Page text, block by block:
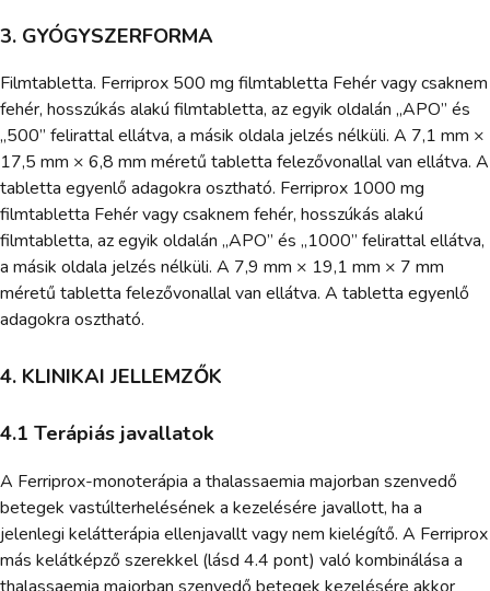
3. GYÓGYSZERFORMA
Filmtabletta. Ferriprox 500 mg filmtabletta Fehér vagy csaknem
fehér, hosszúkás alakú filmtabletta, az egyik oldalán „APO” és
„500” felirattal ellátva, a másik oldala jelzés nélküli. A 7,1 mm ×
17,5 mm × 6,8 mm méretű tabletta felezővonallal van ellátva. A
tabletta egyenlő adagokra osztható. Ferriprox 1000 mg
filmtabletta Fehér vagy csaknem fehér, hosszúkás alakú
filmtabletta, az egyik oldalán „APO” és „1000” felirattal ellátva,
a másik oldala jelzés nélküli. A 7,9 mm × 19,1 mm × 7 mm
méretű tabletta felezővonallal van ellátva. A tabletta egyenlő
adagokra osztható.
4. KLINIKAI JELLEMZŐK
4.1 Terápiás javallatok
A Ferriprox-monoterápia a thalassaemia majorban szenvedő
betegek vastúlterhelésének a kezelésére javallott, ha a
jelenlegi kelátterápia ellenjavallt vagy nem kielégítő. A Ferriprox
más kelátképző szerekkel (lásd 4.4 pont) való kombinálása a